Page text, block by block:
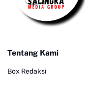
Tentang Kami
Box Redaksi